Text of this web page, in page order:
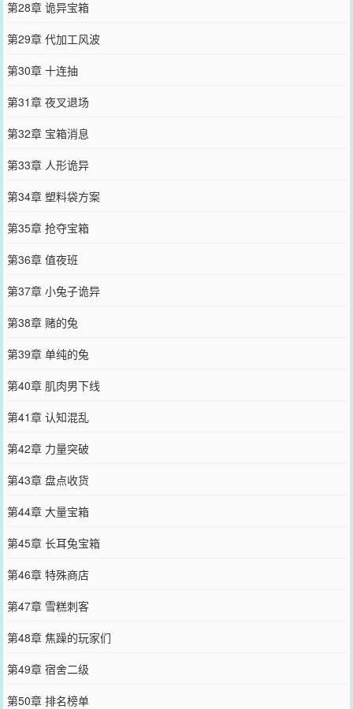
第28章 诡异宝箱
第29章 代加工风波
第30章 十连抽
第31章 夜叉退场
第32章 宝箱消息
第33章 人形诡异
第34章 塑料袋方案
第35章 抢夺宝箱
第36章 值夜班
第37章 小兔子诡异
第38章 赌的兔
第39章 单纯的兔
第40章 肌肉男下线
第41章 认知混乱
第42章 力量突破
第43章 盘点收货
第44章 大量宝箱
第45章 长耳兔宝箱
第46章 特殊商店
第47章 雪糕刺客
第48章 焦躁的玩家们
第49章 宿舍二级
第50章 排名榜单